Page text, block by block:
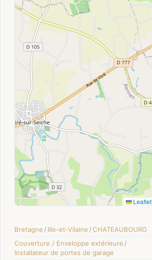
Leaflet
Bretagne / Ille-et-Vilaine /CHATEAUBOURG
Couverture / Enveloppe extérieure /
Installateur de portes de garage